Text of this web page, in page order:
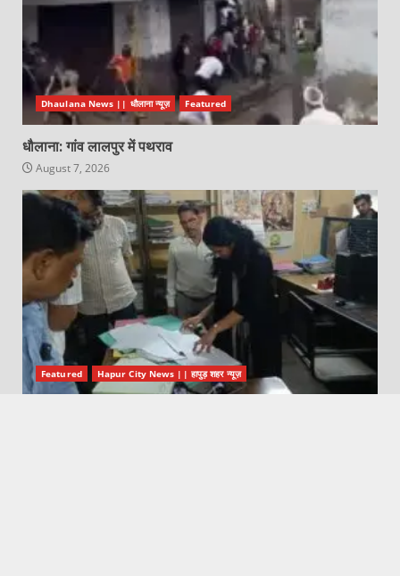
Dhaulana News || धौलाना न्यूज़ Featured
धौलाना: गांव लालपुर में पथराव
August 7, 2026
Featured Hapur City News || हापुड़ शहर न्यूज़